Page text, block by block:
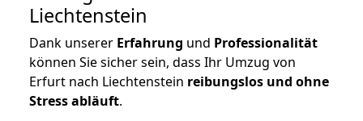
Liechtenstein
Dank unserer Erfahrung und Professionalität
können Sie sicher sein, dass Ihr Umzug von
Erfurt nach Liechtenstein reibungslos und ohne
Stress abläuft.